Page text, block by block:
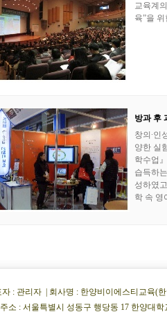
교육계
육”을
방과 후
창의∙인
양한 실
학수업
습득하
성하였
학 속 영
: 관리자 | 회사명 : 한양비이에스티교육(한
주소 : 서울특별시 성동구 행당동 17 한양대